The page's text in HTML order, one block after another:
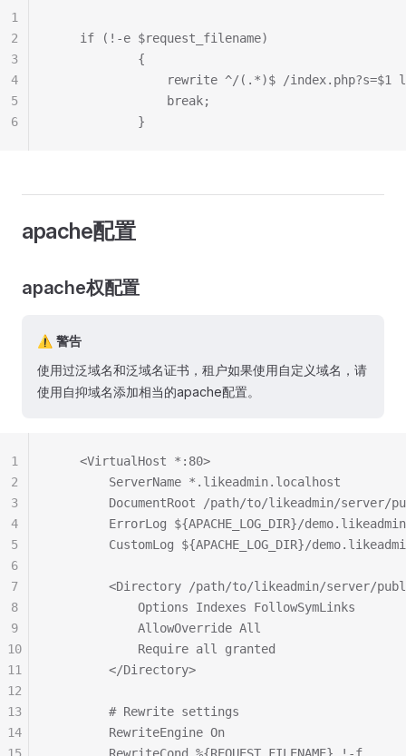
    if (!-e $request_filename)
            {
rewrite ^/(.*)$ /index.php?s=$1
                break;
            }
1
2
3
4
5
6
apache配置
apache权配置
⚠️ 警告
使用过泛域名和泛域名证书，租户如果使用自定义域名，请
使用自抑域名添加相当的apache配置。
    <VirtualHost *:80>
        ServerName *.likeadmin.localhost
DocumentRoot /path/to/likeadmin/server/
ErrorLog ${APACHE_LOG_DIR}/
CustomLog ${APACHE_LOG_DIR}/
<Directory /path/to/likeadmin/server/
            Options Indexes FollowSymLinks
            AllowOverride All
            Require all granted
        </Directory>
        # Rewrite settings
        RewriteEngine On
1
2
3
4
5
6
7
8
9
10
11
12
13
14